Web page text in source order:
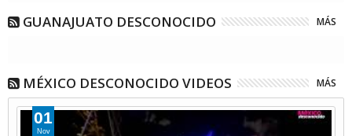
GUANAJUATO DESCONOCIDO MÁS
MÉXICO DESCONOCIDO VIDEOS MÁS
01
Nov